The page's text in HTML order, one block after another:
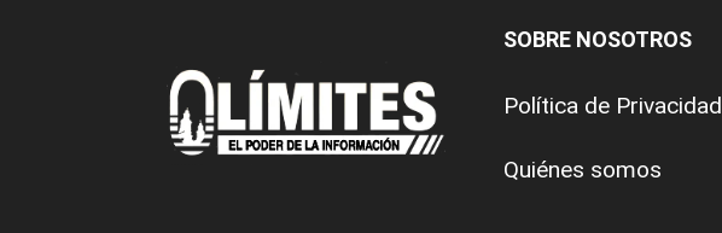
SOBRE NOSOTROS
Política de Privacidad
Quiénes somos